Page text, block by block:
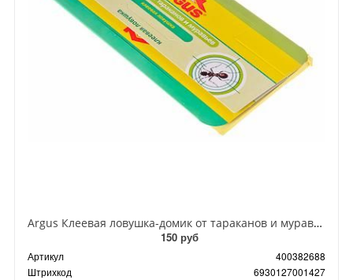
Argus Клеевая ловушка-домик от тараканов и муравьев
150 руб
Артикул
400382688
Штрихкод
6930127001427